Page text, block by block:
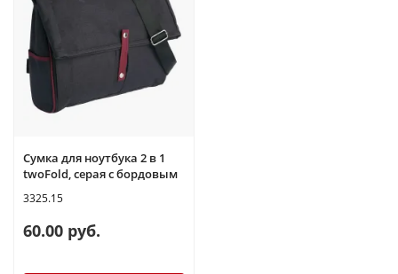
Сумка для ноутбука 2 в 1
twoFold, серая с бордовым
3325.15
60.00 руб.